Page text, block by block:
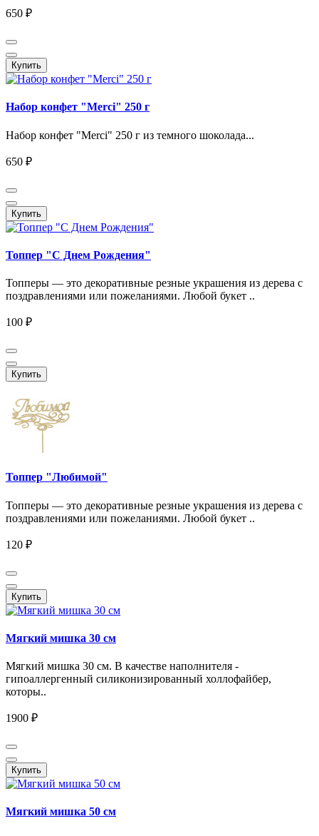
650 ₽
Купить
Набор конфет "Merci" 250 г
Набор конфет "Merci" 250 г из темного шоколада...
650 ₽
Купить
Топпер "C Днем Рождения"
Топперы — это декоративные резные украшения из дерева с
поздравлениями или пожеланиями. Любой букет ..
100 ₽
Купить
Топпер "Любимой"
Топперы — это декоративные резные украшения из дерева с
поздравлениями или пожеланиями. Любой букет ..
120 ₽
Купить
Мягкий мишка 30 см
Мягкий мишка 30 см. В качестве наполнителя -
гипоаллергенный силиконизированный холлофайбер,
которы..
1900 ₽
Купить
Мягкий мишка 50 см